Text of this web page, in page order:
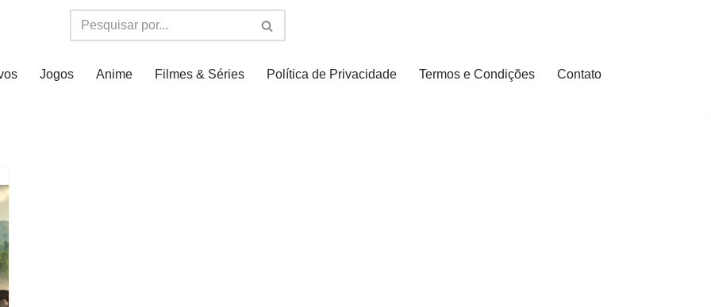
Jogos Anime Filmes & Séries Política de Privacidade Termos e Condições
Contato